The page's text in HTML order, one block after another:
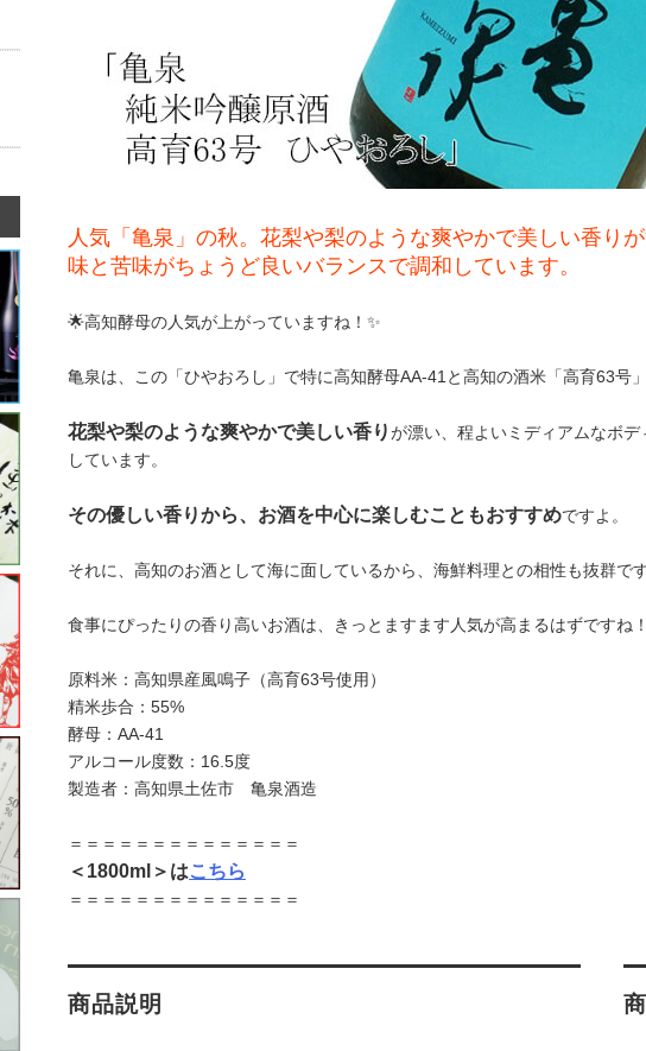
人気「亀泉」の秋。花梨や梨のような爽やかで美しい香り
味と苦味がちょうど良いバランスで調和しています。
🌟高知酵母の人気が上がっていますね！✨
亀泉は、この「ひやおろし」で特に高知酵母AA-41と高知の酒米「高育63号
花梨や梨のような爽やかで美しい香りが漂い、程よいミディアムなボデ
しています。
その優しい香りから、お酒を中心に楽しむこともおすすめですよ。
それに、高知のお酒として海に面しているから、海鮮料理との相性も抜群です
食事にぴったりの香り高いお酒は、きっとますます人気が高まるはずですね
原料米：高知県産風鳴子（高育63号使用）
精米歩合：55%
酵母：AA-41
アルコール度数：16.5度
製造者：高知県土佐市 亀泉酒造
＝＝＝＝＝＝＝＝＝＝＝＝＝＝
＜1800ml＞はこちら
＝＝＝＝＝＝＝＝＝＝＝＝＝＝
商品説明